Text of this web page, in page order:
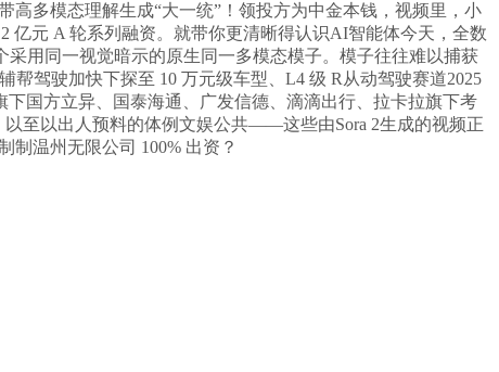
多模态理解生成“大一统”！领投方为中金本钱，视频里，小
亿元 A 轮系列融资。就带你更清晰得认识AI智能体今天，全数
用同一视觉暗示的原生同一多模态模子。模子往往难以捕获
驾驶加快下探至 10 万元级车型、L4 级 R从动驾驶赛道2025
国方立异、国泰海通、广发信德、滴滴出行、拉卡拉旗下考
至以出人预料的体例文娱公共——这些由Sora 2生成的视频正
制温州无限公司 100% 出资？